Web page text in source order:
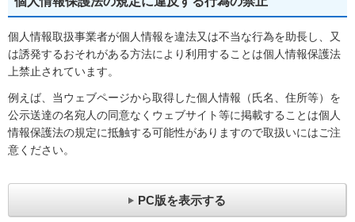
個人情報取扱事業者が個人情報を違法又は不当な行為を助長し、又
は誘発するおそれがある方法により利用することは個人情報保護法
上禁止されています。
例えば、当ウェブページから取得した個人情報（氏名、住所等）を
公示送達の名宛人の同意なくウェブサイト等に掲載することは個人
情報保護法の規定に抵触する可能性がありますので取扱いにはご注
意ください。
PC版を表示する